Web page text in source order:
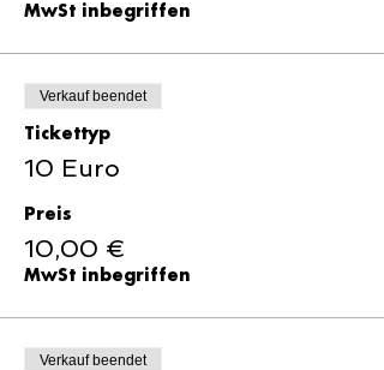
MwSt inbegriffen
Verkauf beendet
Tickettyp
10 Euro
Preis
10,00 €
MwSt inbegriffen
Verkauf beendet